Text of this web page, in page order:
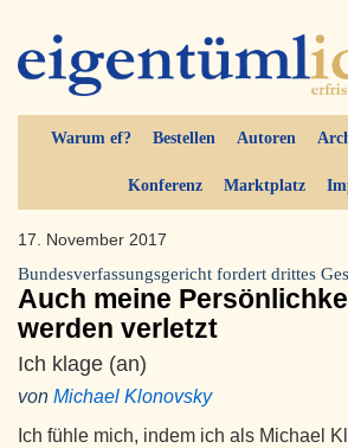
Warum ef? Bestellen Autoren
Konferenz Marktplatz
17. November 2017
Bundesverfassungsgericht fordert drittes
Auch meine
werden verletzt
Ich klage (an)
von Michael Klonovsky
Ich fühle mich, indem ich als Michael